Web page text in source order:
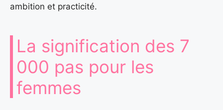
ambition et practicité.
La signification des 7
000 pas pour les
femmes